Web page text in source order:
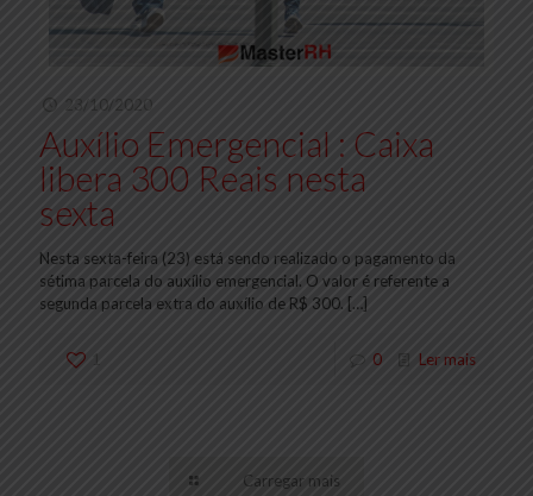
23/10/2020
Auxílio Emergencial : Caixa
libera 300 Reais nesta
sexta
Nesta sexta-feira (23) está sendo realizado o pagamento da
sétima parcela do auxílio emergencial. O valor é referente a
segunda parcela extra do auxílio de R$ 300. […]
1 0 Ler mais
Carregar mais